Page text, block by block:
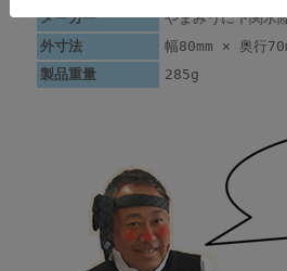
メーカー
やまみうに下関水
外寸法
幅80mm × 奥行
製品重量
285g